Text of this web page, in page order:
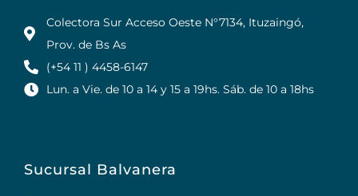
Colectora Sur Acceso Oeste N°7134, Ituzaingó,
Prov. de Bs As
(+54 11 ) 4458-6147
Lun. a Vie. de 10 a 14 y 15 a 19hs. Sáb. de 10 a 18hs
Sucursal Balvanera